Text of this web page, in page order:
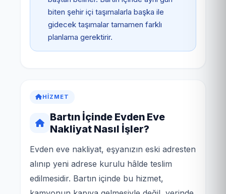
biten şehir içi taşımalarla başka ile
gidecek taşımalar tamamen farklı
planlama gerektirir.
HIZMET
Bartın İçinde Evden Eve
Nakliyat Nasıl İşler?
Evden eve nakliyat, eşyanızın eski adresten
alınıp yeni adrese kurulu hâlde teslim
edilmesidir. Bartın içinde bu hizmet,